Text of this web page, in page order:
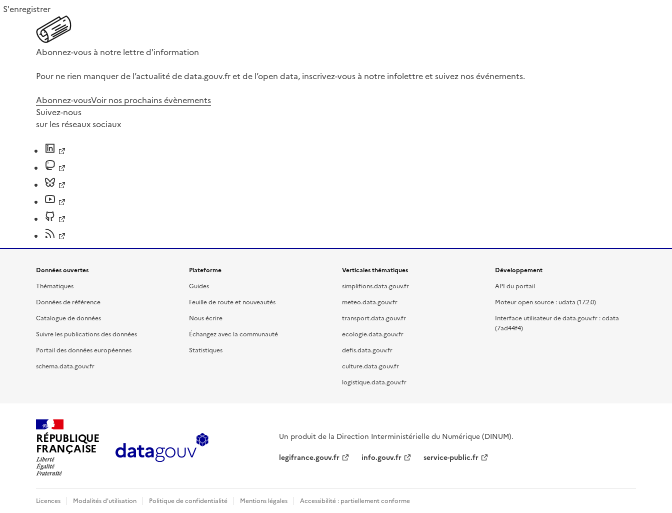
S'enregistrer
Abonnez-vous à notre lettre d'information
Pour ne rien manquer de l’actualité de data.gouv.fr et de l’open data, inscrivez-vous à notre infolettre et suivez nos événements.
Abonnez-vousVoir nos prochains évènements
Suivez-nous
sur les réseaux sociaux
Données ouvertes
Thématiques
Données de référence
Catalogue de données
Suivre les publications des données
Portail des données européennes
schema.data.gouv.fr
Plateforme
Guides
Feuille de route et nouveautés
Nous écrire
Échangez avec la communauté
Statistiques
Verticales thématiques
simplifions.data.gouv.fr
meteo.data.gouv.fr
transport.data.gouv.fr
ecologie.data.gouv.fr
defis.data.gouv.fr
culture.data.gouv.fr
logistique.data.gouv.fr
Développement
API du portail
Moteur open source : udata (17.2.0)
Interface utilisateur de data.gouv.fr : cdata
(7ad44f4)
RÉPUBLIQUE
FRANÇAISE
Un produit de la Direction Interministérielle du Numérique (DINUM).
legifrance.gouv.fr
info.gouv.fr service-public.fr
Licences Modalités d'utilisation Politique de confidentialité Mentions légales Accessibilité : partiellement conforme